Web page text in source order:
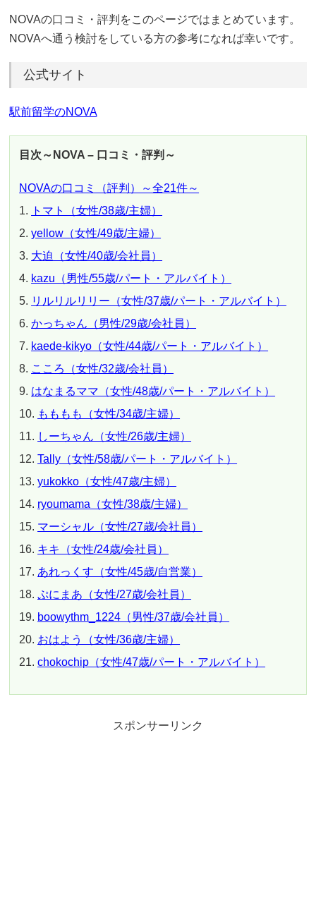
NOVAの口コミ・評判をこのページではまとめています。
NOVAへ通う検討をしている方の参考になれば幸いです。
公式サイト
駅前留学のNOVA
目次～NOVA – 口コミ・評判～
NOVAの口コミ（評判）～全21件～
トマト（女性/38歳/主婦）
yellow（女性/49歳/主婦）
大迫（女性/40歳/会社員）
kazu（男性/55歳/パート・アルバイト）
リルリルリリー（女性/37歳/パート・アルバイト）
かっちゃん（男性/29歳/会社員）
kaede-kikyo（女性/44歳/パート・アルバイト）
こころ（女性/32歳/会社員）
はなまるママ（女性/48歳/パート・アルバイト）
もももも（女性/34歳/主婦）
しーちゃん（女性/26歳/主婦）
Tally（女性/58歳/パート・アルバイト）
yukokko（女性/47歳/主婦）
ryoumama（女性/38歳/主婦）
マーシャル（女性/27歳/会社員）
キキ（女性/24歳/会社員）
あれっくす（女性/45歳/自営業）
ぷにまあ（女性/27歳/会社員）
boowythm_1224（男性/37歳/会社員）
おはよう（女性/36歳/主婦）
chokochip（女性/47歳/パート・アルバイト）
スポンサーリンク